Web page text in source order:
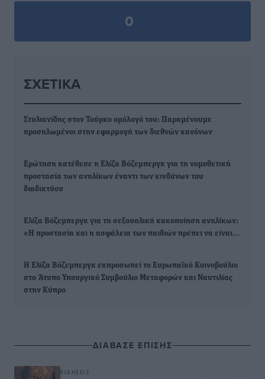
0
ΣΧΕΤΙΚΆ
Στυλιανίδης στον Τούρκο ομόλογό του: Παραμένουμε
προσηλωμένοι στην εφαρμογή των διεθνών κανόνων
Ερώτηση κατέθεσε η Ελίζα Βόζεμπεργκ για τη νομοθετική
προστασία των ανηλίκων έναντι των κινδύνων του
διαδικτύου
Ελίζα Βόζεμπεργκ για τη σεξουαλική κακοποίηση ανηλίκων:
«Η προστασία και η ασφάλεια των παιδιών πρέπει να είναι…
Η Ελίζα Βόζεμπεργκ εκπροσωπεί το Ευρωπαϊκό Κοινοβούλιο
στο Άτυπο Υπουργικό Συμβούλιο Μεταφορών και Ναυτιλίας
στην Κύπρο
ΔΙΑΒΑΣΕ ΕΠΙΣΗΣ
ΕΙΔΉΣΕΙΣ